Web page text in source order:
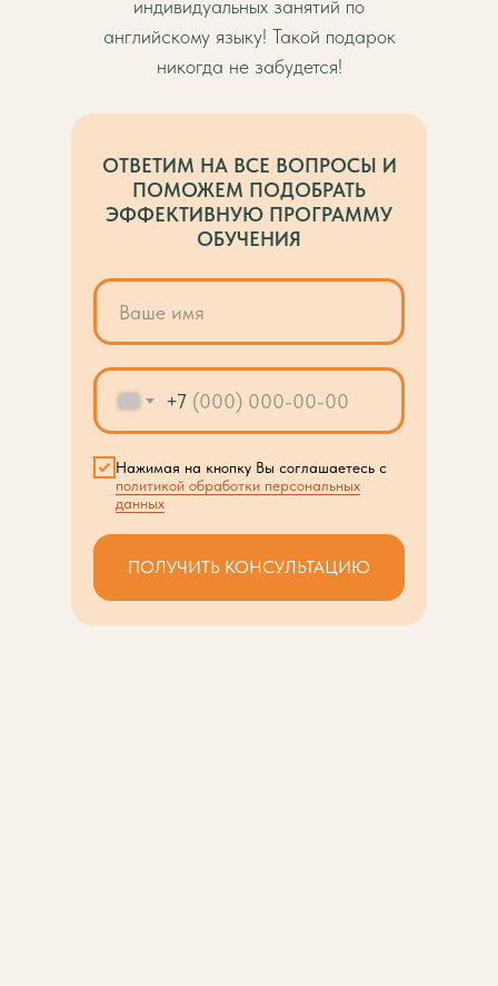
в паре
индивидуальное кол-во занятий
500 руб./ак.час
цена в месяц зависит от
кол-ва часов
индивидуальных занятий по
английскому языку! Такой подарок
никогда не забудется!
+7
Нажимая на кнопку Вы соглашаетесь с
политикой обработки персональных
данных
ПОЛУЧИТЬ КОНСУЛЬТАЦИЮ
ОТВЕТИМ НА ВСЕ ВОПРОСЫ И
ПОМОЖЕМ ПОДОБРАТЬ
ЭФФЕКТИВНУЮ ПРОГРАММУ
ОБУЧЕНИЯ